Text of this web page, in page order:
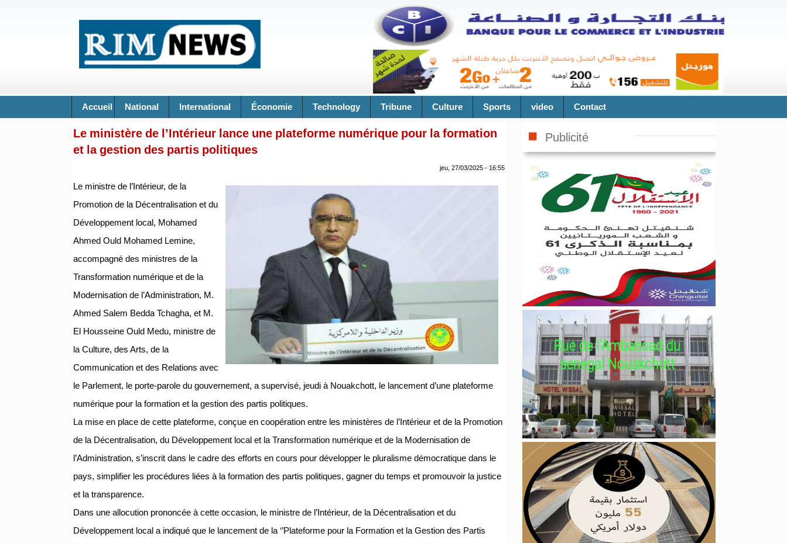
Accueil National International Économie Technology Tribune Culture Sports video Contact
Le ministère de l’Intérieur lance une plateforme numérique pour la formation
et la gestion des partis politiques
jeu, 27/03/2025 - 16:55
Le ministre de l’Intérieur, de la
Promotion de la Décentralisation et du
Développement local, Mohamed
Ahmed Ould Mohamed Lemine,
accompagné des ministres de la
Transformation numérique et de la
Modernisation de l’Administration, M.
Ahmed Salem Bedda Tchagha, et M.
El Housseine Ould Medu, ministre de
la Culture, des Arts, de la
Communication et des Relations avec
le Parlement, le porte-parole du gouvernement, a supervisé, jeudi à Nouakchott, le lancement d’une plateforme
numérique pour la formation et la gestion des partis politiques.
La mise en place de cette plateforme, conçue en coopération entre les ministères de l’Intérieur et de la Promotion
de la Décentralisation, du Développement local et la Transformation numérique et de la Modernisation de
l’Administration, s’inscrit dans le cadre des efforts en cours pour développer le pluralisme démocratique dans le
pays, simplifier les procédures liées à la formation des partis politiques, gagner du temps et promouvoir la justice
et la transparence.
Dans une allocution prononcée à cette occasion, le ministre de l’Intérieur, de la Décentralisation et du
Développement local a indiqué que le lancement de la ‘’Plateforme pour la Formation et la Gestion des Partis
Publicité